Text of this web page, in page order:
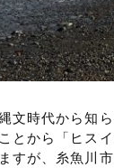
文時代から知
とから「ヒス
すが、糸魚川